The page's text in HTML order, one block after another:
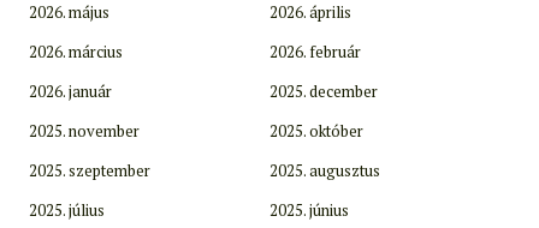
2026. május
2026. április
2026. március
2026. február
2026. január
2025. december
2025. november
2025. október
2025. szeptember
2025. augusztus
2025. július
2025. június